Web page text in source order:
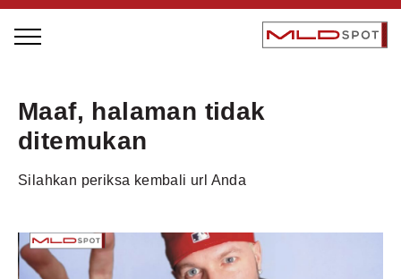
LOCAL GREATNESS
INSPIRING PRODUCTS
INSPIRING COMMUNITIES
Maaf, halaman tidak
ditemukan
Silahkan periksa kembali url Anda